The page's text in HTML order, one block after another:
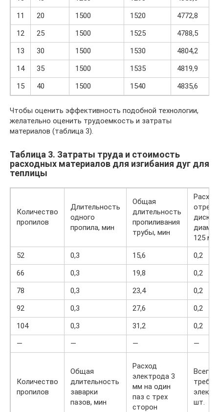
11
20 1500 1520
4772,8
12
25 1500 1525
4788,5
13
30 1500 1530
4804,2
14
35 1500 1535
4819,9
15
40 1500 1540 4835,6
Чтобы оценить эффективность подобной технологии,
желательно оценить трудоемкость и затраты
материалов (таблица 3).
Таблица 3. Затраты труда и стоимость
расходных материалов для изгибания дуг для
теплицы
Количество
пропилов
Длительность
одного
пропила, мин
Общая
длительность
пропиливания
трубы, мин
Расход
дисков
125
52
0,3 15,6
0,2
66
0,3 19,8
0,2
78
0,3 23,4
0,2
92
0,3 27,6
0,2
104
0,3 31,2
0,2
—
— — —
Количество
пропилов
Общая
длительность
заварки
пазов, мин
Расход
электрода 3
мм на один
паз с трех
сторон
Всего
шт.